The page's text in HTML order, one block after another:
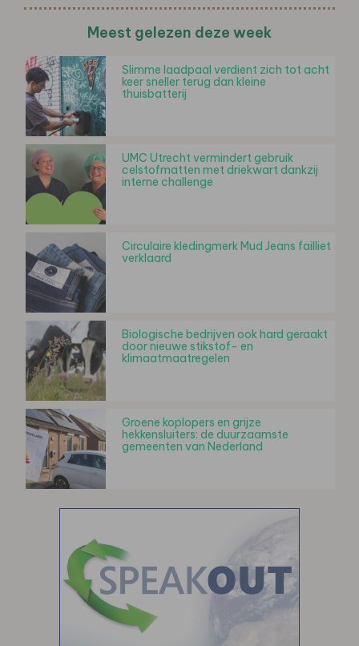
Meest gelezen deze week
Slimme laadpaal verdient zich tot acht
keer sneller terug dan kleine
thuisbatterij
UMC Utrecht vermindert gebruik
celstofmatten met driekwart dankzij
interne challenge
Circulaire kledingmerk Mud Jeans failliet
verklaard
Biologische bedrijven ook hard geraakt
door nieuwe stikstof- en
klimaatmaatregelen
Groene koplopers en grijze
hekkensluiters: de duurzaamste
gemeenten van Nederland